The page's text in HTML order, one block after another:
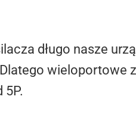
długo nasze
wieloportowe
5P.